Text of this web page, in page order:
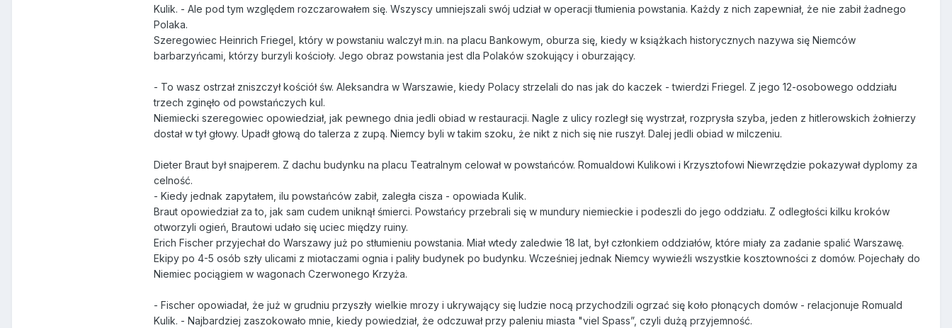
Kulik. - Ale pod tym względem rozczarowałem się. Wszyscy umniejszali swój udział w operacji tłumienia powstania. Każdy z nich zapewniał, że nie zabił żadnego
Polaka.
Szeregowiec Heinrich Friegel, który w powstaniu walczył m.in. na placu Bankowym, oburza się, kiedy w książkach historycznych nazywa się Niemców
barbarzyńcami, którzy burzyli kościoły. Jego obraz powstania jest dla Polaków szokujący i oburzający.
- To wasz ostrzał zniszczył kościół św. Aleksandra w Warszawie, kiedy Polacy strzelali do nas jak do kaczek - twierdzi Friegel. Z jego 12-osobowego oddziału
trzech zginęło od powstańczych kul.
Niemiecki szeregowiec opowiedział, jak pewnego dnia jedli obiad w restauracji. Nagle z ulicy rozległ się wystrzał, rozprysła szyba, jeden z hitlerowskich żołnierzy
dostał w tył głowy. Upadł głową do talerza z zupą. Niemcy byli w takim szoku, że nikt z nich się nie ruszył. Dalej jedli obiad w milczeniu.
Dieter Braut był snajperem. Z dachu budynku na placu Teatralnym celował w powstańców. Romualdowi Kulikowi i Krzysztofowi Niewrzędzie pokazywał dyplomy za
celność.
- Kiedy jednak zapytałem, ilu powstańców zabił, zaległa cisza - opowiada Kulik.
Braut opowiedział za to, jak sam cudem uniknął śmierci. Powstańcy przebrali się w mundury niemieckie i podeszli do jego oddziału. Z odległości kilku kroków
otworzyli ogień, Brautowi udało się uciec między ruiny.
Erich Fischer przyjechał do Warszawy już po stłumieniu powstania. Miał wtedy zaledwie 18 lat, był członkiem oddziałów, które miały za zadanie spalić Warszawę.
Ekipy po 4-5 osób szły ulicami z miotaczami ognia i paliły budynek po budynku. Wcześniej jednak Niemcy wywieźli wszystkie kosztowności z domów. Pojechały do
Niemiec pociągiem w wagonach Czerwonego Krzyża.
- Fischer opowiadał, że już w grudniu przyszły wielkie mrozy i ukrywający się ludzie nocą przychodzili ogrzać się koło płonących domów - relacjonuje Romuald
Kulik. - Najbardziej zaszokowało mnie, kiedy powiedział, że odczuwał przy paleniu miasta "viel Spass”, czyli dużą przyjemność.